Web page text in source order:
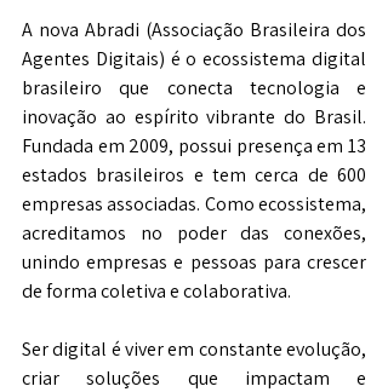
A nova Abradi (Associação Brasileira dos
Agentes Digitais) é o ecossistema digital
brasileiro que conecta tecnologia e
inovação ao espírito vibrante do Brasil.
Fundada em 2009, possui presença em 13
estados brasileiros e tem cerca de 600
empresas associadas. Como ecossistema,
acreditamos no poder das conexões,
unindo empresas e pessoas para crescer
de forma coletiva e colaborativa.
Ser digital é viver em constante evolução,
criar soluções que impactam e